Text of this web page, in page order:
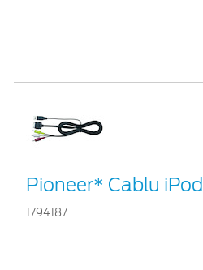
Pioneer* Cablu iPod
1794187